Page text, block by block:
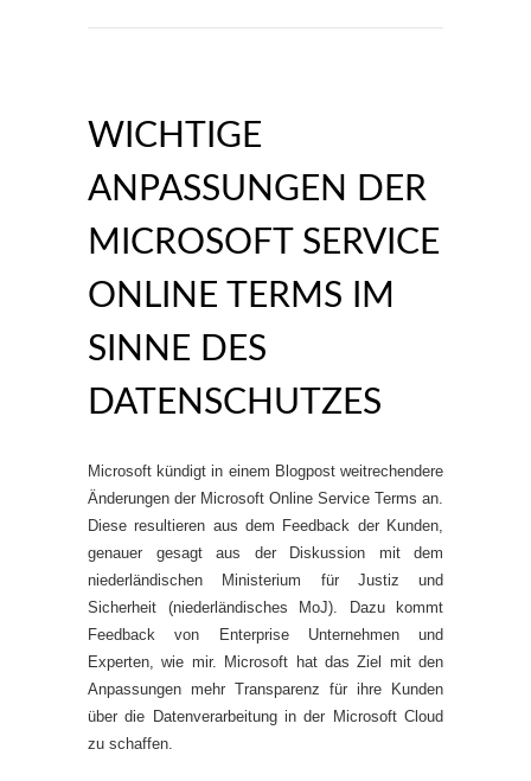
WICHTIGE
ANPASSUNGEN DER
MICROSOFT SERVICE
ONLINE TERMS IM
SINNE DES
DATENSCHUTZES
Microsoft kündigt in einem Blogpost weitrechendere
Änderungen der Microsoft Online Service Terms an.
Diese resultieren aus dem Feedback der Kunden,
genauer gesagt aus der Diskussion mit dem
niederländischen Ministerium für Justiz und
Sicherheit (niederländisches MoJ). Dazu kommt
Feedback von Enterprise Unternehmen und
Experten, wie mir. Microsoft hat das Ziel mit den
Anpassungen mehr Transparenz für ihre Kunden
über die Datenverarbeitung in der Microsoft Cloud
zu schaffen.